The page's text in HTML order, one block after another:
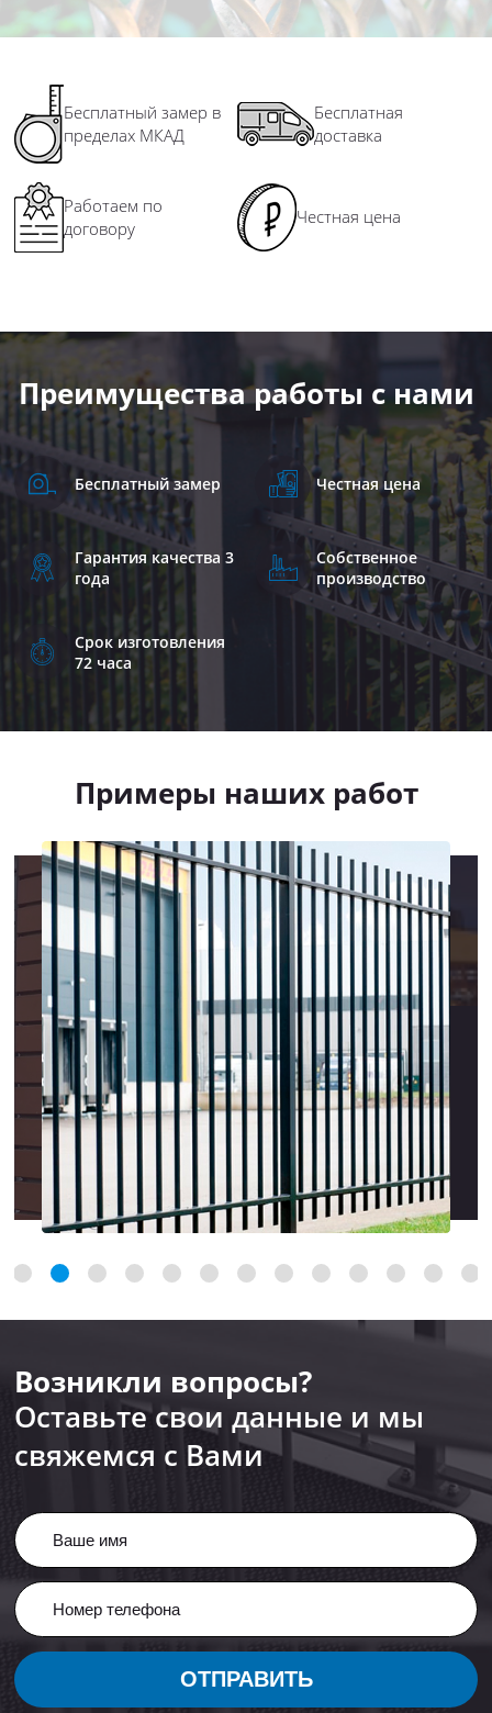
Бесплатный замер в
пределах МКАД
Бесплатная
доставка
Работаем по
договору
Честная цена
Преимущества работы с нами
Бесплатный замер Честная цена
Гарантия качества 3
года
Собственное
производство
Срок изготовления
72 часа
Примеры наших работ
Возникли вопросы?
Оставьте свои данные и мы
свяжемся с Вами
ОТПРАВИТЬ